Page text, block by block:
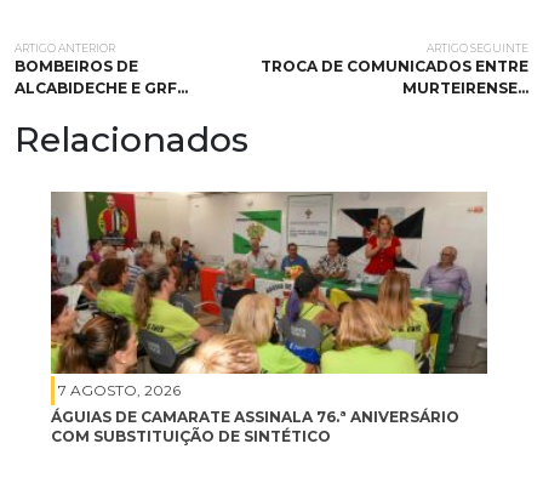
ARTIGO ANTERIOR
BOMBEIROS DE
ALCABIDECHE E GRF…
ARTIGO SEGUINTE
TROCA DE COMUNICADOS ENTRE
MURTEIRENSE…
Relacionados
7 AGOSTO, 2026
ÁGUIAS DE CAMARATE ASSINALA 76.ª ANIVERSÁRIO
COM SUBSTITUIÇÃO DE SINTÉTICO